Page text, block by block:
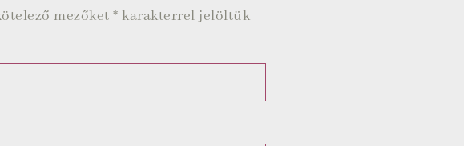
mezőket * karakterrel jelöltük